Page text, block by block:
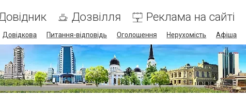
Дозвілля Реклама на сайті
Довідкова Питання-відповідь Оголошення Нерухомість Афіша